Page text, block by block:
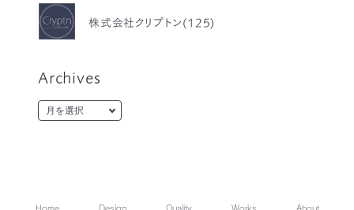
株式会社クリプトン(125)
Archives